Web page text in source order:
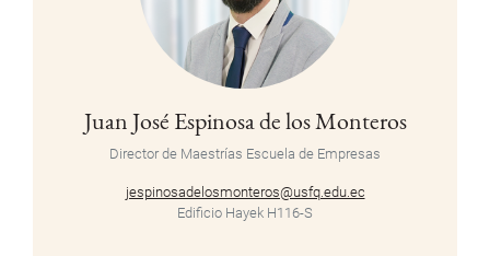
Juan José Espinosa de los Monteros
Director de Maestrías Escuela de Empresas
jespinosadelosmonteros@usfq.edu.ec
Edificio Hayek H116-S